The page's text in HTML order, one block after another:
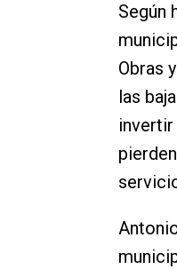
Según
Obras
las